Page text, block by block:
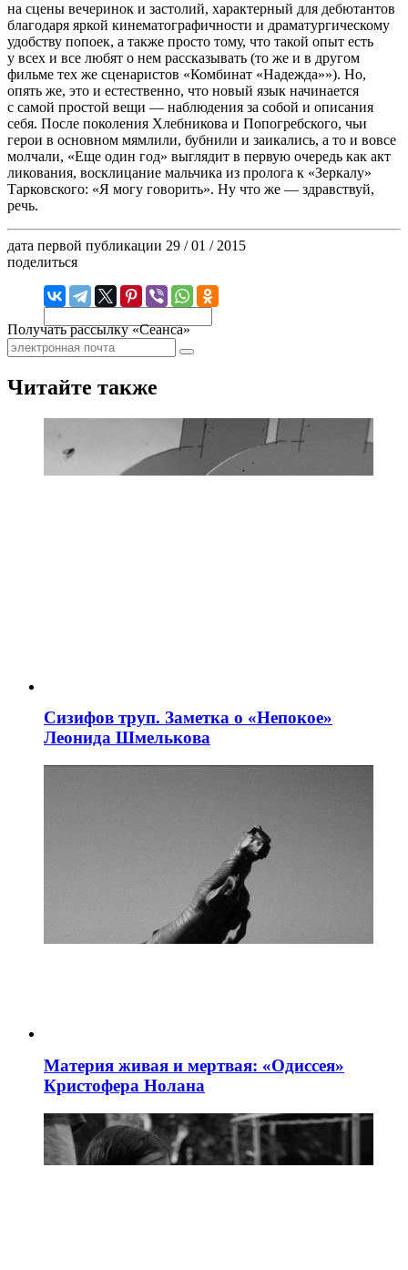
на сцены вечеринок и застолий, характерный для дебютантов
благодаря яркой кинематографичности и драматургическому
удобству попоек, а также просто тому, что такой опыт есть
у всех и все любят о нем рассказывать (то же и в другом
фильме тех же сценаристов «Комбинат «Надежда»»). Но,
опять же, это и естественно, что новый язык начинается
с самой простой вещи — наблюдения за собой и описания
себя. После поколения Хлебникова и Попогребского, чьи
герои в основном мямлили, бубнили и заикались, а то и вовсе
молчали, «Еще один год» выглядит в первую очередь как акт
ликования, восклицание мальчика из пролога к «Зеркалу»
Тарковского: «Я могу говорить». Ну что же — здравствуй,
речь.
дата первой публикации 29 / 01 / 2015
поделиться
Получать рассылку «Сеанса»
Читайте также
Сизифов труп. Заметка о «Непокое»
Леонида Шмелькова
Материя живая и мертвая: «Одиссея»
Кристофера Нолана